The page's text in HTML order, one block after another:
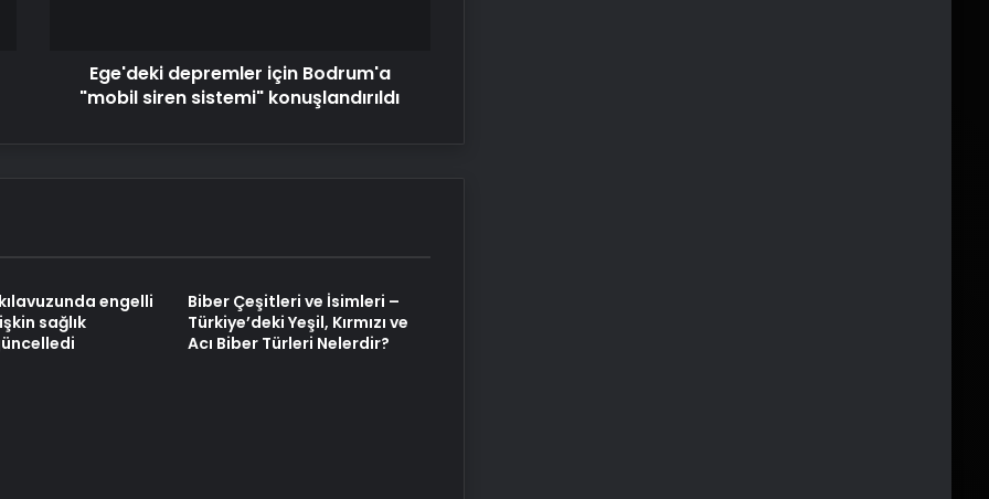
Serjoy : Dijital Medya Ajansı, Google
Reklam Ajansı, SEO Ajansı ve Web
Türk Dış Politikası ve Hakan Fidan
Faktörü
Ege'deki depremler için Bodrum'a
"mobil siren sistemi" konuşlandırıldı
kılavuzunda engelli
sağlık
Biber Çeşitleri ve İsimleri –
Türkiye’deki Yeşil, Kırmızı ve
Acı Biber Türleri Nelerdir?